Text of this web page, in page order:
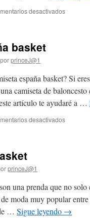
desactivadosen
basket
porprinceJ@1
españa basket? Si
camiseta de
artículo te ayudaré a …
desactivadosen
princeJ@1
una prenda que no
moda muy popular
… Sigue leyendo →